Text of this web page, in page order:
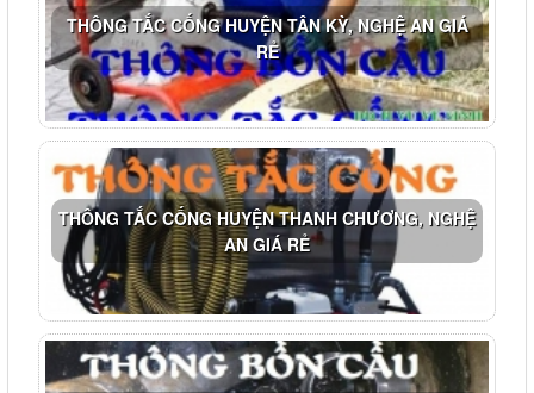
THÔNG TẮC CỐNG HUYỆN TÂN KỲ, NGHỆ AN GIÁ
RẺ
THÔNG TẮC CỐNG HUYỆN THANH CHƯƠNG, NGHỆ
AN GIÁ RẺ